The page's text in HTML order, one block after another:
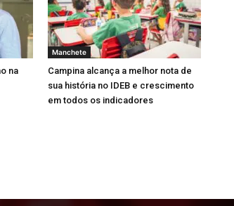
na
Manchete
Campina alcança a melhor nota de
sua história no IDEB e crescimento
em todos os indicadores